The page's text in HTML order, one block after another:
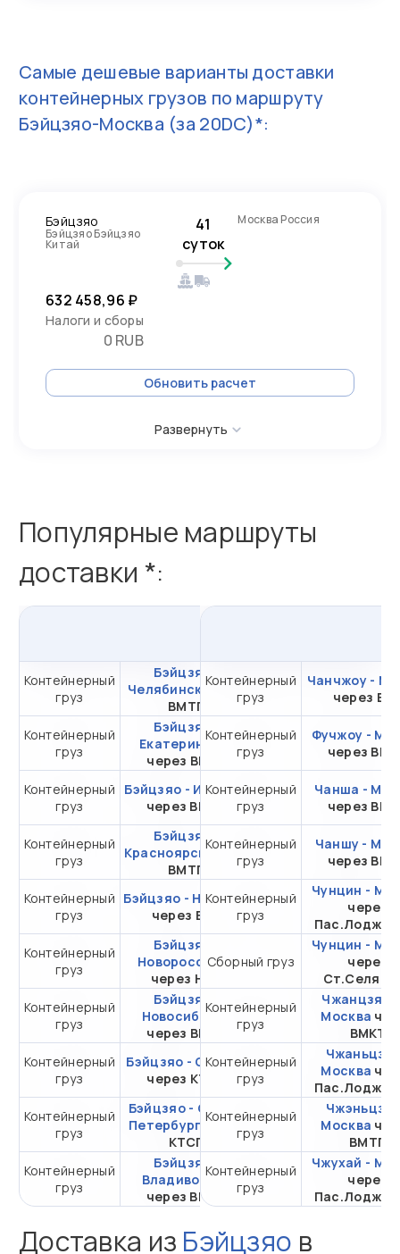
Самые дешевые варианты доставки
контейнерных грузов по маршруту
Бэйцзяо-Москва (за 20DC)*:
Бэйцзяо
Бэйцзяо Бэйцзяо
Китай
41
суток
Москва Россия
632 458,96 ₽
Налоги и сборы
0 RUB
Обновить расчет
Развернуть
Популярные маршруты
доставки *:
Контейнерный
груз
Бэйцзяо -
Челябинск через
ВМТП
от 315 754,67 ₽ за
20DC
Контейнерный
груз
Бэйцзяо -
Екатеринбург
через ВМКТ
от 189 393,23 ₽ за
20DC
Контейнерный
груз
Бэйцзяо - Иркутск
через ВМТП
от 260 546,81 ₽ за
20DC
Контейнерный
груз
Бэйцзяо -
Красноярскчерез
ВМТП
от 270 052,67 ₽ за
20DC
Контейнерный
груз
Бэйцзяо - Находка
через ВСК
от 158 300 ₽ за 20DC
Контейнерный
груз
Бэйцзяо -
Новороссийск
через НЛЭ
от 224 820,23 ₽ за
Контейнерный
груз
Бэйцзяо -
Новосибирск
через ВМКТ
от 267 935,56 ₽ за
20DC
Контейнерный
груз
Бэйцзяо - Самара
через КТСП
от 649 284,31 ₽ за
20DC
Контейнерный
груз
Бэйцзяо - Санкт-
Петербург через
КТСП
от 496 208,96 ₽ за
20DC
Контейнерный
груз
Бэйцзяо -
Владивосток
через ВМТП
от 110 268,96 ₽ за
Контейнерный
груз
Чанчжоу -
через
Контейнерный
груз
Фучжоу -
через
Контейнерный
груз
Чанша -
через
Контейнерный
груз
Чаншу -
через
Контейнерный
груз
Чунцин -
через
Сборный груз
Чунцин -
через
Контейнерный
груз
Москва
ВМКТ
Контейнерный
груз
Москва
Контейнерный
груз
Москва
ВМТП
Контейнерный
груз
Чжухай -
через
Доставка из Бэйцзяо в